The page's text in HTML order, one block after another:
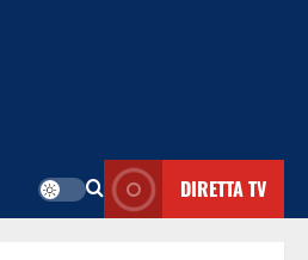
DIRETTA TV